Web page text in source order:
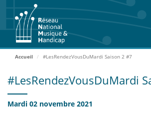
RNMH
Missions
Adhérents
contenu
principal
Accueil #LesRendezVousDuMardi Saison 2 #7
#LesRendezVousDuMardi
Mardi 02 novembre 2021